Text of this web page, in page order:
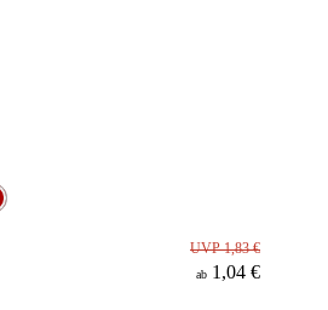
UVP 1,83 €
ab 1,04 €